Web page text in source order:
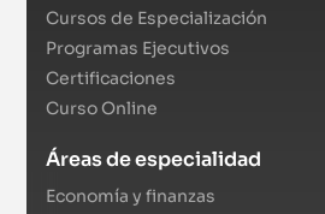
Cursos de Especialización
Programas Ejecutivos
Certificaciones
Curso Online
Áreas de especialidad
Economía y finanzas